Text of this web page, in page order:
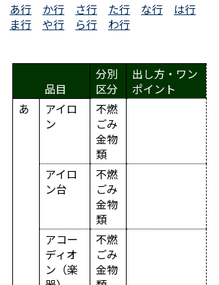
あ行 か行 さ行 た行 な行
は行
ま行
や行 ら行 わ行
品目
分別
区分
出し方・ワン
ポイント
あ
アイロ
ン
不燃
ごみ
金物
類
アイロ
ン台
不燃
ごみ
金物
類
アコー
ディオ
ン（楽
不燃
ごみ
金物